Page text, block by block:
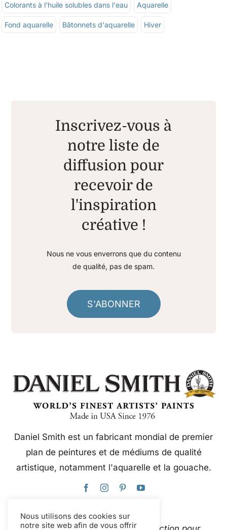
Colorants à l'huile solubles dans l'eau Aquarelle
Fond aquarelle Bâtonnets d'aquarelle Hiver
Inscrivez-vous à
notre liste de
diffusion pour
recevoir de
l'inspiration
créative !
Nous ne vous enverrons que du contenu
de qualité, pas de spam.
S'ABONNER
Daniel Smith est un fabricant mondial de premier
plan de peintures et de médiums de qualité
artistique, notamment l'aquarelle et la gouache.
Nous utilisons des cookies sur
notre site web afin de vous offrir